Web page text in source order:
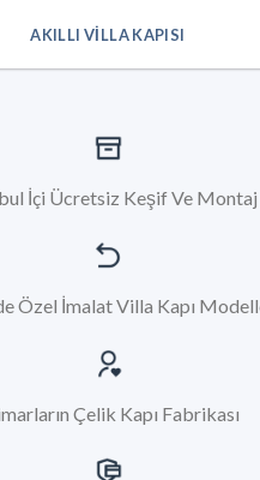
AKILLI VILLA KAPISI
İçi Ücretsiz Keşif Ve Montaj
Özel İmalat Villa Kapı
Çelik Kapı Fabrikası